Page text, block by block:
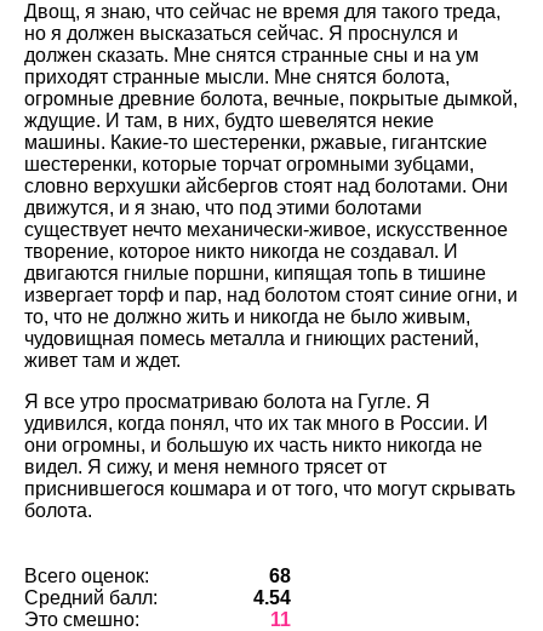
Двощ, я знаю, что сейчас не время для такого треда,
но я должен высказаться сейчас. Я проснулся и
должен сказать. Мне снятся странные сны и на ум
приходят странные мысли. Мне снятся болота,
огромные древние болота, вечные, покрытые дымкой,
ждущие. И там, в них, будто шевелятся некие
машины. Какие-то шестеренки, ржавые, гигантские
шестеренки, которые торчат огромными зубцами,
словно верхушки айсбергов стоят над болотами. Они
движутся, и я знаю, что под этими болотами
существует нечто механически-живое, искусственное
творение, которое никто никогда не создавал. И
двигаются гнилые поршни, кипящая топь в тишине
извергает торф и пар, над болотом стоят синие огни, и
то, что не должно жить и никогда не было живым,
чудовищная помесь металла и гниющих растений,
живет там и ждет.
Я все утро просматриваю болота на Гугле. Я
удивился, когда понял, что их так много в России. И
они огромны, и большую их часть никто никогда не
видел. Я сижу, и меня немного трясет от
приснившегося кошмара и от того, что могут скрывать
болота.
Всего оценок:
68
Средний балл:
4.54
Это смешно:
11